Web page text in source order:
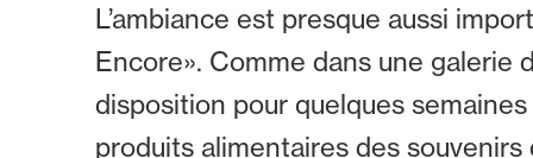
L’ambiance est presque aussi
Encore». Comme dans une galerie
disposition pour quelques
produits alimentaires des